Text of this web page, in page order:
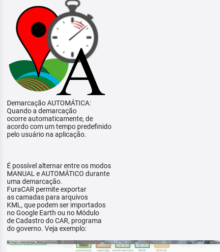
Demarcação AUTOMÁTICA:
Quando a demarcação
ocorre automaticamente, de
acordo com um tempo predefinido
pelo usuário na aplicação.
É possível alternar entre os modos
MANUAL e AUTOMÁTICO durante
uma demarcação.
FuraCAR permite exportar
as camadas para arquivos
KML, que podem ser importados
no Google Earth ou no Módulo
de Cadastro do CAR, programa
do governo. Veja exemplo: